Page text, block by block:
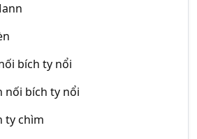
bích ty nổi
nối bích ty nổi
ty chìm